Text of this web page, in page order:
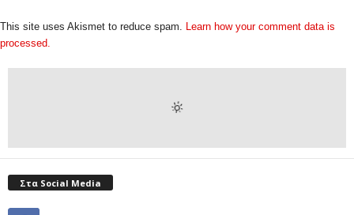
This site uses Akismet to reduce spam. Learn how your comment data is
processed.
Στα Social Media